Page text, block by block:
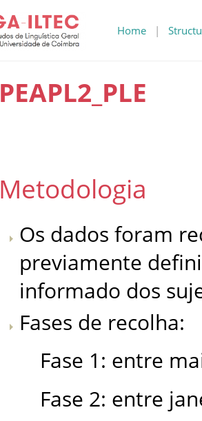
Home |
PEAPL2_ PLE
Metodologia
Os dados foram
previamente
informado dos
Fases de recolha:
Fase 1: entre
Fase 2: entre